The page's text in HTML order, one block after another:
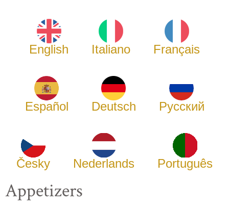
English Italiano Français
Español Deutsch Русский
Česky Nederlands Português
Appetizers